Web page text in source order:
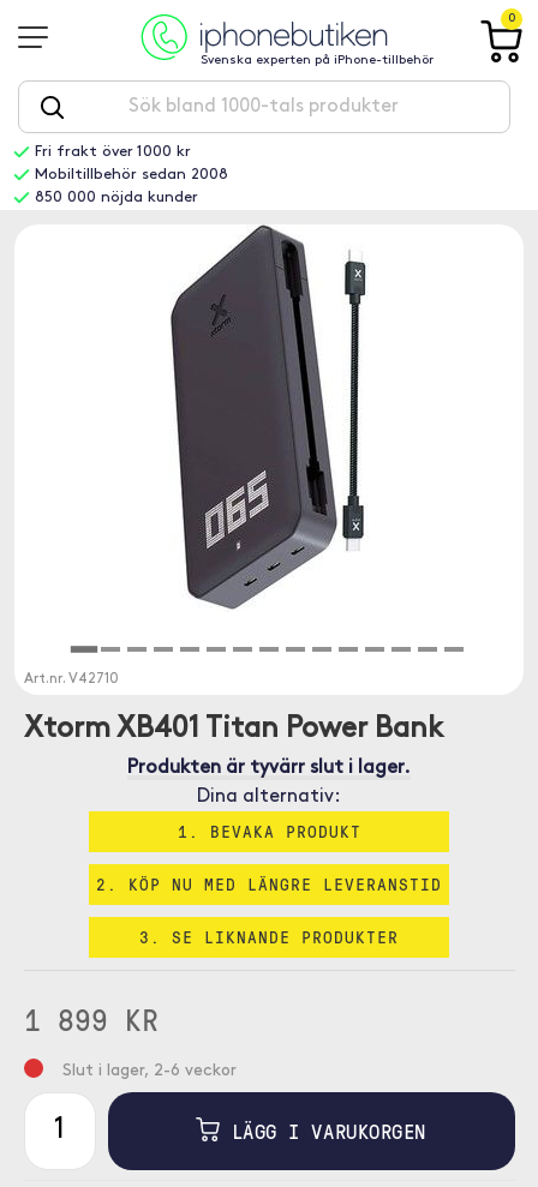
Svenska experten på iPhone-tillbehör
0
Fri frakt över 1000 kr
Mobiltillbehör sedan 2008
850 000 nöjda kunder
Art.nr. V42710
Xtorm XB401 Titan Power Bank
Produkten är tyvärr slut i lager.
Dina alternativ:
1. BEVAKA PRODUKT
2. KÖP NU MED LÄNGRE LEVERANSTID
3. SE LIKNANDE PRODUKTER
1 899 KR
Slut i lager, 2-6 veckor
LÄGG I VARUKORGEN